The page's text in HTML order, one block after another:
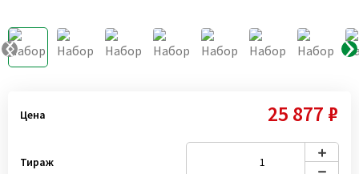
Цена 25 877 ₽
Тираж